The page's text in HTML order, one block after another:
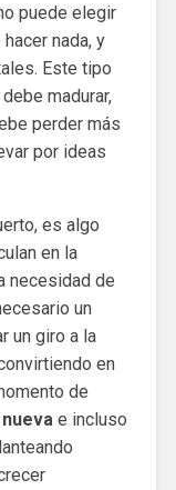
puede elegir
nada, y
Este tipo
madurar,
perder más
por ideas
es algo
en la
necesidad de
un
un giro a la
en
de
e incluso